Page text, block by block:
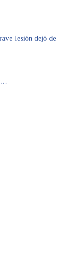
lesión dejó de